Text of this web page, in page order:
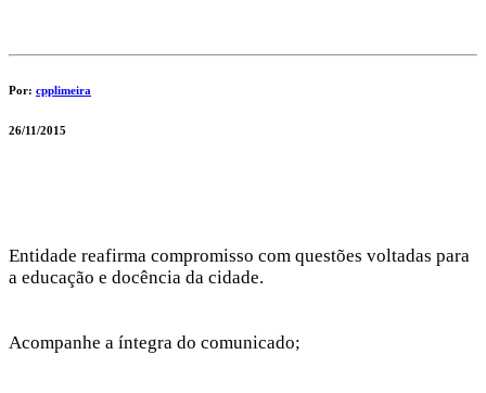
Por: cpplimeira
26/11/2015
Entidade reafirma compromisso com questões voltadas para
a educação e docência da cidade.
Acompanhe a íntegra do comunicado;